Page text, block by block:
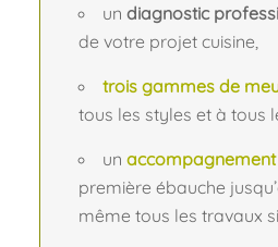
un diagnostic
de votre projet cuisine,
trois gammes de
tous les styles et à tous
un
première ébauche
même tous les travaux